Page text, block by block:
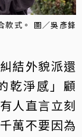
款式。 圖／吳彥鋒
結外貌派還
乾淨感」顧
人直言立刻
萬不要因為